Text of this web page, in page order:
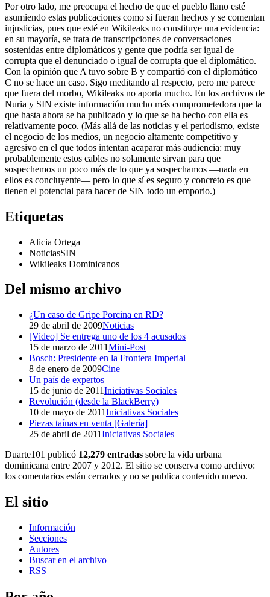
Por otro lado, me preocupa el hecho de que el pueblo llano esté
asumiendo estas publicaciones como si fueran hechos y se comentan
injusticias, pues que esté en Wikileaks no constituye una evidencia:
en su mayoría, se trata de transcripciones de conversaciones
sostenidas entre diplomáticos y gente que podría ser igual de
corrupta que el denunciado o igual de corrupta que el diplomático.
Con la opinión que A tuvo sobre B y compartió con el diplomático
C no se hace un caso. Sigo meditando al respecto, pero me parece
que fuera del morbo, Wikileaks no aporta mucho. En los archivos de
Nuria y SIN existe información mucho más comprometedora que la
que hasta ahora se ha publicado y lo que se ha hecho con ella es
relativamente poco. (Más allá de las noticias y el periodismo, existe
el negocio de los medios, un negocio altamente competitivo y
agresivo en el que todos intentan acaparar más audiencia: muy
probablemente estos cables no solamente sirvan para que
sospechemos un poco más de lo que ya sospechamos —nada en
ellos es concluyente— pero lo que sí es seguro y concreto es que
tienen el potencial para hacer de SIN todo un emporio.)
Etiquetas
Alicia Ortega
NoticiasSIN
Wikileaks Dominicanos
Del mismo archivo
¿Un caso de Gripe Porcina en RD?
29 de abril de 2009Noticias
[Video] Se entrega uno de los 4 acusados
15 de marzo de 2011Mini-Post
Bosch: Presidente en la Frontera Imperial
8 de enero de 2009Cine
Un país de expertos
15 de junio de 2011Iniciativas Sociales
Revolución (desde la BlackBerry)
10 de mayo de 2011Iniciativas Sociales
Piezas taínas en venta [Galería]
25 de abril de 2011Iniciativas Sociales
Duarte101 publicó 12,279 entradas sobre la vida urbana
dominicana entre 2007 y 2012. El sitio se conserva como archivo:
los comentarios están cerrados y no se publica contenido nuevo.
El sitio
Información
Secciones
Autores
Buscar en el archivo
RSS